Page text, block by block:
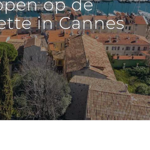
op de
in Cannes